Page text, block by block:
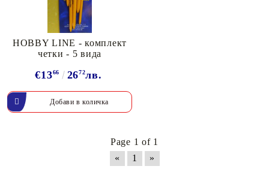
HOBBY LINE - комплект
четки - 5 вида
€1366 2672лв.
Page 1 of 1
«
1 »